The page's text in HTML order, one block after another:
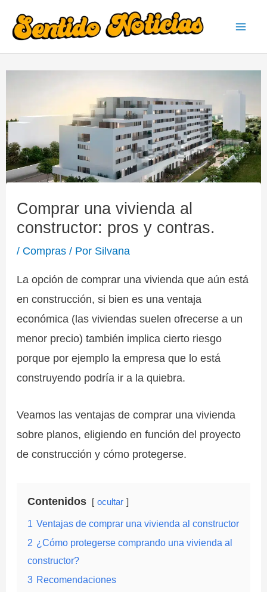
Comprar una vivienda al
constructor: pros y contras.
/ Compras / Por Silvana
La opción de comprar una vivienda que aún está
en construcción, si bien es una ventaja
económica (las viviendas suelen ofrecerse a un
menor precio) también implica cierto riesgo
porque por ejemplo la empresa que lo está
construyendo podría ir a la quiebra.
Veamos las ventajas de comprar una vivienda
sobre planos, eligiendo en función del proyecto
de construcción y cómo protegerse.
Contenidos ocultar
1 Ventajas de comprar una vivienda al constructor
2 ¿Cómo protegerse comprando una vivienda al
constructor?
3 Recomendaciones